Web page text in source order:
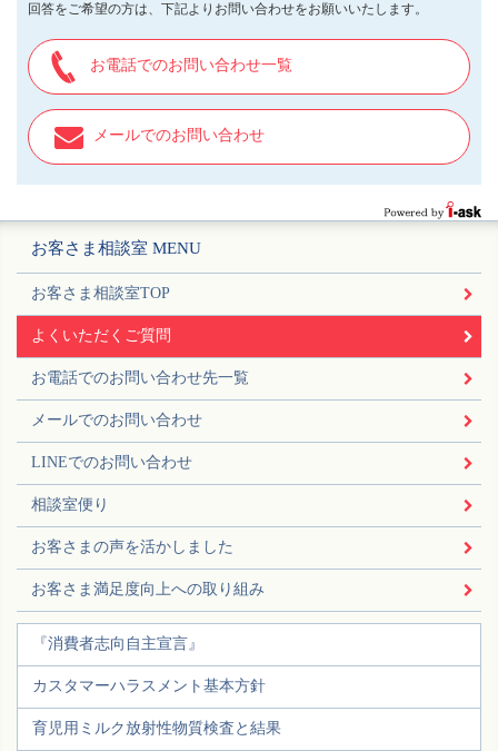
回答をご希望の方は、下記よりお問い合わせをお願いいたします。
お電話でのお問い合わせ一覧
メールでのお問い合わせ
お客さま相談室 MENU
お客さま相談室TOP
よくいただくご質問
お電話でのお問い合わせ先一覧
メールでのお問い合わせ
LINEでのお問い合わせ
相談室便り
お客さまの声を活かしました
お客さま満足度向上への取り組み
『消費者志向自主宣言』
カスタマーハラスメント基本方針
育児用ミルク放射性物質検査と結果